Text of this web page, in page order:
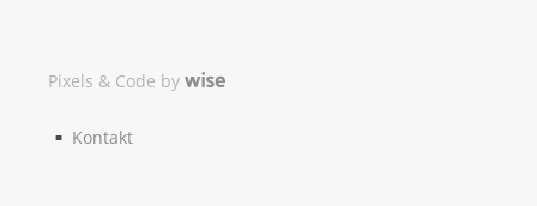
Pixels & Code by
Kontakt